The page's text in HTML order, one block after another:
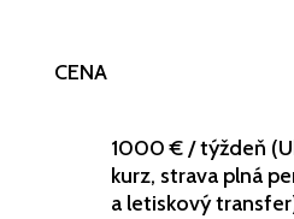
CENA
1000 € / týždeň
kurz, strava plná
a letiskový